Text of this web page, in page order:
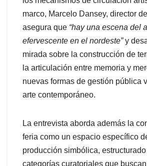
marco, Marcelo Dansey, director
asegura que “hay una escena del
efervescente en el nordeste”y
mirada sobre la construcción de
la articulación entre memoria y
nuevas formas de gestión pública
arte contemporáneo.
La entrevista aborda además la
feria como un espacio específico
producción simbólica,
categorías curatoriales que